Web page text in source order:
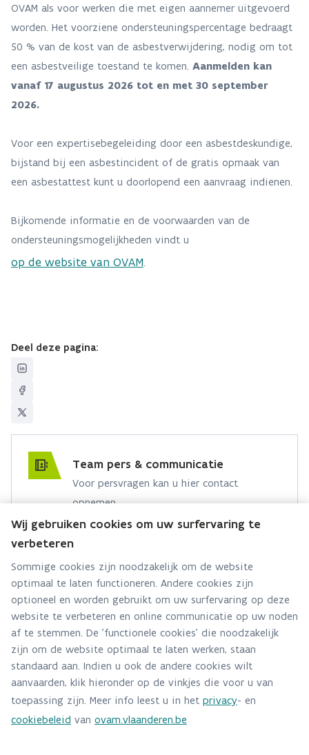
OVAM als voor werken die met eigen aannemer uitgevoerd
worden. Het voorziene ondersteuningspercentage bedraagt
50 % van de kost van de asbestverwijdering, nodig om tot
een asbestveilige toestand te komen. Aanmelden kan
vanaf 17 augustus 2026 tot en met 30 september
2026.
Voor een expertisebegeleiding door een asbestdeskundige,
bijstand bij een asbestincident of de gratis opmaak van
een asbestattest kunt u doorlopend een aanvraag indienen.
Bijkomende informatie en de voorwaarden van de
ondersteuningsmogelijkheden vindt u
op de website van OVAM
Deel deze pagina:
Team pers & communicatie
Voor persvragen kan u hier contact
opnemen.
Hebt u een persvraag? Stel ze hier:
Via contact formulier
Alle contactgegevens
Adres
Stationsstraat 110
2800 Mechelen
Route en bereikbaarheid
Telefoon
015284140
Wij gebruiken cookies om uw surfervaring te
verbeteren
Sommige cookies zijn noodzakelijk om de website
optimaal te laten functioneren. Andere cookies zijn
optioneel en worden gebruikt om uw surfervaring op deze
website te verbeteren en online communicatie op uw noden
af te stemmen. De 'functionele cookies' die noodzakelijk
zijn om de website optimaal te laten werken, staan
standaard aan. Indien u ook de andere cookies wilt
aanvaarden, klik hieronder op de vinkjes die voor u van
toepassing zijn. Meer info leest u in het privacy- en
cookiebeleid van ovam.vlaanderen.be